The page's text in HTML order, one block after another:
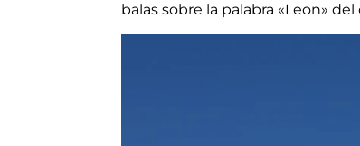
balas sobre la palabra «Leon»